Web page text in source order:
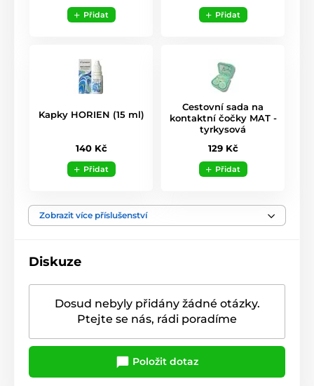
Přidat Přidat
Kapky HORIEN (15 ml)
140 Kč
Přidat
Cestovní sada na
kontaktní čočky MAT -
tyrkysová
129 Kč
Přidat
Zobrazit více příslušenství
Diskuze
Dosud nebyly přidány žádné otázky.
Ptejte se nás, rádi poradíme
Položit dotaz